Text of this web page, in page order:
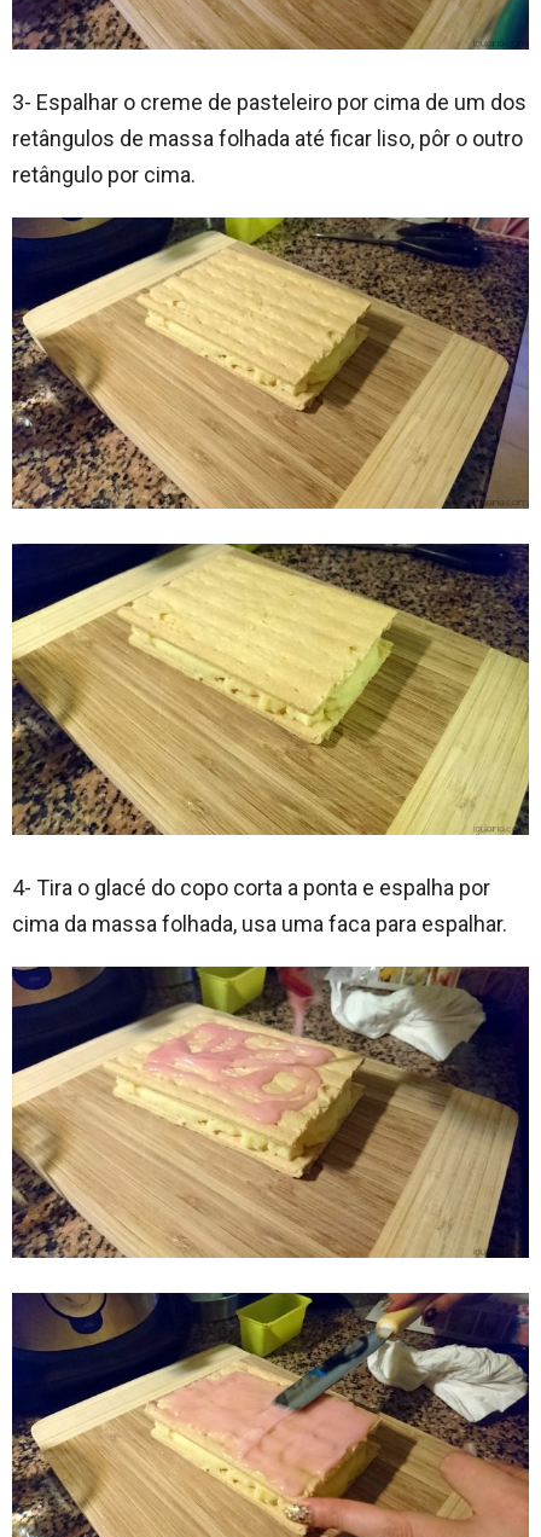
3- Espalhar o creme de pasteleiro por cima de um dos
retângulos de massa folhada até ficar liso, pôr o outro
retângulo por cima.
4- Tira o glacé do copo corta a ponta e espalha por
cima da massa folhada, usa uma faca para espalhar.